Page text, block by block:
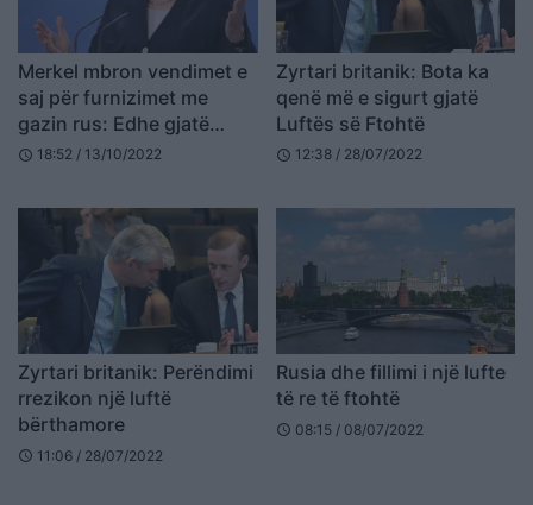
Merkel mbron vendimet e
saj për furnizimet me
gazin rus: Edhe gjatë
Luftës së Ftohtë Moska
schedule 18:52 / 13/10/2022
Zyrtari britanik: Bota ka
qenë më e sigurt gjatë
Luftës së Ftohtë
schedule 12:38 / 28/07/2022
Zyrtari britanik: Perëndimi
rrezikon një luftë
bërthamore
schedule 11:06 / 28/07/2022
Rusia dhe fillimi i një lufte
të re të ftohtë
schedule 08:15 / 08/07/2022